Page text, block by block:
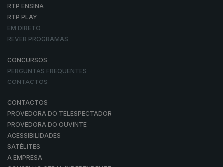
RTP ENSINA
RTP PLAY
EM DIRETO
REVER PROGRAMAS
CONCURSOS
PERGUNTAS FREQUENTES
CONTACTOS
CONTACTOS
PROVEDORA DO TELESPECTADOR
PROVEDORA DO OUVINTE
ACESSIBILIDADES
SATÉLITES
A EMPRESA